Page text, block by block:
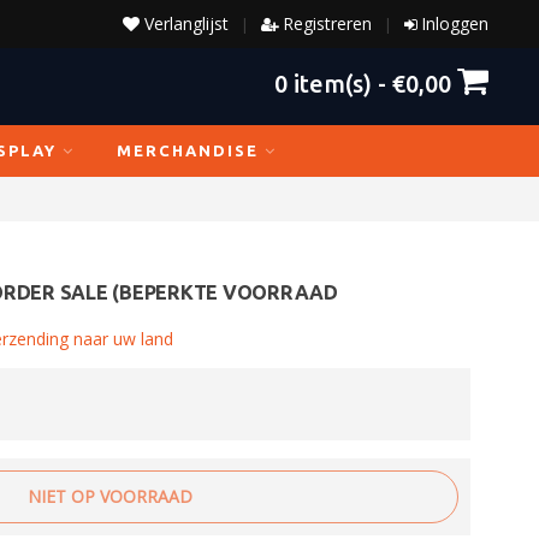
Inloggen
|
Registreren
|
Verlanglijst
0 item(s) - €0,00
MERCHANDISE
SALE (BEPERKTE VOORRAAD
naar uw land
NIET OP VOORRAAD